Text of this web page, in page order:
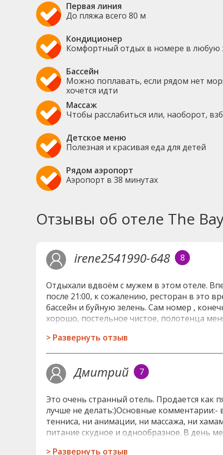
Первая линия
До пляжа всего 80 м
Кондиционер
Комфортный отдых в номере в любую
Бассейн
Можно поплавать, если рядом нет
хочется идти
Массаж
Чтобы расслабиться или, наоборот,
Детское меню
Полезная и красивая еда для детей
Рядом аэропорт
Аэропорт в 38 минутах
Отзывы об отеле The
irene2541990-648 8
Отдыхали вдвоём с мужем в этом отеле.
после 21:00, к сожалению, ресторан в это
бассейн и буйную зелень. Сам номер ,
хорошо, постельное чистое, полотенца
берега если плавать с маской, можно
спокойное почти всегда. На пляже есть
баром душ и уборные. На второй половине
400 лир/час. Мы брали пару раз, чтоб
плавать по очереди, иначе его уносит в
один вид был, вкусная говядина и
блинчики, скрамбл с томатами, всяческие
никакие, виноград иногда хороший был,
всегда хватало. Напитки приходилось
связано с тем, что почти никто из них не
полотенца. Уборщица прям за руку отвела,
> Развернуть отзыв
Дмитрий 7
Это очень странный отель. Продается как
лучше не делать:)Основные комментарии:-
тенниса, ни анимации, ни массажа, ни
питание скудное и однообразное. В день
> Развернуть отзыв